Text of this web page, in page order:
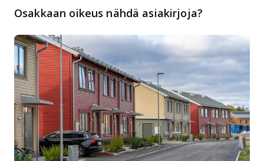
Osakkaan oikeus nähdä asiakirjoja?